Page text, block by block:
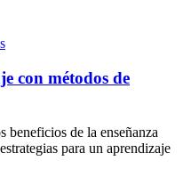
con métodos de
beneficios de la enseñanza
para un aprendizaje